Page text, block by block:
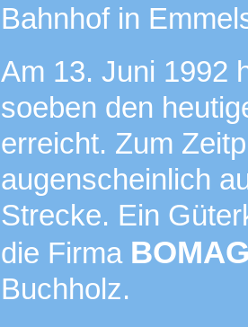
Bahnhof in
Am 13. Juni 1992
soeben den
erreicht. Zum
augenscheinlich
Strecke. Ein
die Firma
Buchholz.